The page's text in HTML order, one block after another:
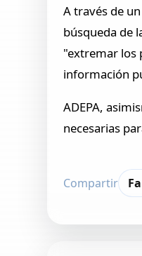
A través de
búsqueda de
"extremar los
información
ADEPA,
necesarias
Compartir